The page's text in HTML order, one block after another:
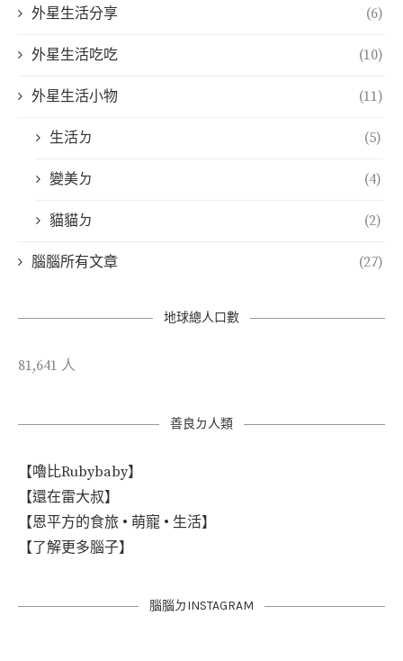
外星生活分享 (6)
外星生活吃吃 (10)
外星生活小物 (11)
生活ㄉ (5)
變美ㄉ (4)
貓貓ㄉ (2)
腦腦所有文章 (27)
地球總人口數
81,641 人
善良ㄉ人類
【嚕比Rubybaby】
【還在雷大叔】
【恩平方的食旅 • 萌寵 • 生活】
【了解更多腦子】
腦腦ㄉINSTAGRAM